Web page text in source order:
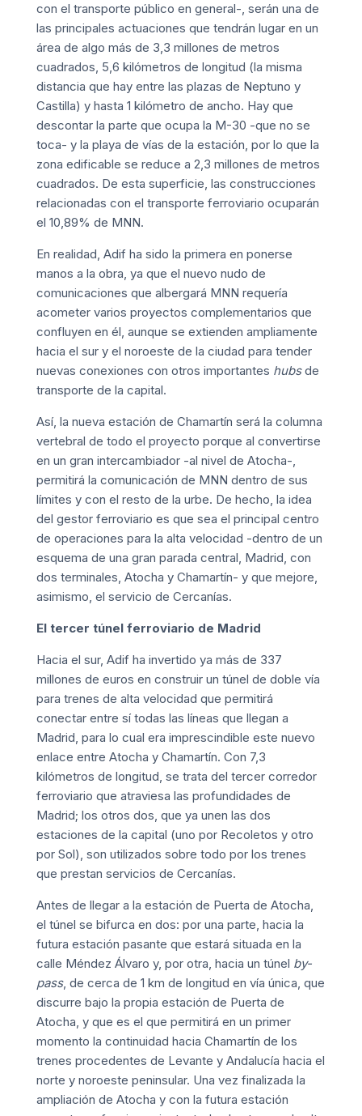
con el transporte público en general-, serán una de
las principales actuaciones que tendrán lugar en un
área de algo más de 3,3 millones de metros
cuadrados, 5,6 kilómetros de longitud (la misma
distancia que hay entre las plazas de Neptuno y
Castilla) y hasta 1 kilómetro de ancho. Hay que
descontar la parte que ocupa la M-30 -que no se
toca- y la playa de vías de la estación, por lo que la
zona edificable se reduce a 2,3 millones de metros
cuadrados. De esta superficie, las construcciones
relacionadas con el transporte ferroviario ocuparán
el 10,89% de MNN.
En realidad, Adif ha sido la primera en ponerse
manos a la obra, ya que el nuevo nudo de
comunicaciones que albergará MNN requería
acometer varios proyectos complementarios que
confluyen en él, aunque se extienden ampliamente
hacia el sur y el noroeste de la ciudad para tender
nuevas conexiones con otros importantes hubsde
transporte de la capital.
Así, la nueva estación de Chamartín será la columna
vertebral de todo el proyecto porque al convertirse
en un gran intercambiador -al nivel de Atocha-,
permitirá la comunicación de MNN dentro de sus
límites y con el resto de la urbe. De hecho, la idea
del gestor ferroviario es que sea el principal centro
de operaciones para la alta velocidad -dentro de un
esquema de una gran parada central, Madrid, con
dos terminales, Atocha y Chamartín- y que mejore,
asimismo, el servicio de Cercanías.
El tercer túnel ferroviario de Madrid
Hacia el sur, Adif ha invertido ya más de 337
millones de euros en construir un túnel de doble vía
para trenes de alta velocidad que permitirá
conectar entre sí todas las líneas que llegan a
Madrid, para lo cual era imprescindible este nuevo
enlace entre Atocha y Chamartín. Con 7,3
kilómetros de longitud, se trata del tercer corredor
ferroviario que atraviesa las profundidades de
Madrid; los otros dos, que ya unen las dos
estaciones de la capital (uno por Recoletos y otro
por Sol), son utilizados sobre todo por los trenes
que prestan servicios de Cercanías.
Antes de llegar a la estación de Puerta de Atocha,
el túnel se bifurca en dos: por una parte, hacia la
futura estación pasante que estará situada en la
calle Méndez Álvaro y, por otra, hacia un túnel by-
pass, de cerca de 1 km de longitud en vía única, que
discurre bajo la propia estación de Puerta de
Atocha, y que es el que permitirá en un primer
momento la continuidad hacia Chamartín de los
trenes procedentes de Levante y Andalucía hacia el
norte y noroeste peninsular. Una vez finalizada la
ampliación de Atocha y con la futura estación